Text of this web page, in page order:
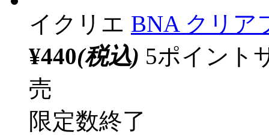
イクリエ BNA クリア
¥440(税込) 5ポイント
売
限定数終了